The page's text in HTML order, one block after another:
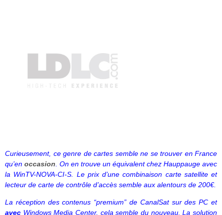
Curieusement, ce genre de cartes semble ne se trouver en France
qu’en occasion On en trouve un équivalent chez Hauppauge avec
la WinTV-NOVA-CI-S. Le prix d’une combinaison carte satellite et
lecteur de carte de contrôle d’accès semble aux alentours de 200€.
La réception des contenus “premium” de CanalSat sur des PC et
avec Windows Media Center, cela semble du nouveau. La solution